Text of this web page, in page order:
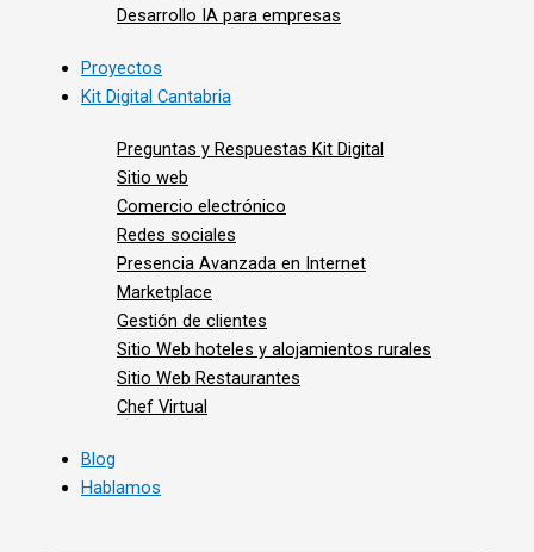
Desarrollo IA para empresas
Proyectos
Kit Digital Cantabria
Preguntas y Respuestas Kit Digital
Sitio web
Comercio electrónico
Redes sociales
Presencia Avanzada en Internet
Marketplace
Gestión de clientes
Sitio Web hoteles y alojamientos rurales
Sitio Web Restaurantes
Chef Virtual
Blog
Hablamos